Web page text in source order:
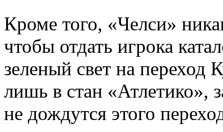
Кроме того, «Челси»
чтобы отдать игрока
зеленый свет на переход
лишь в стан «Атлетико»,
не дождутся этого